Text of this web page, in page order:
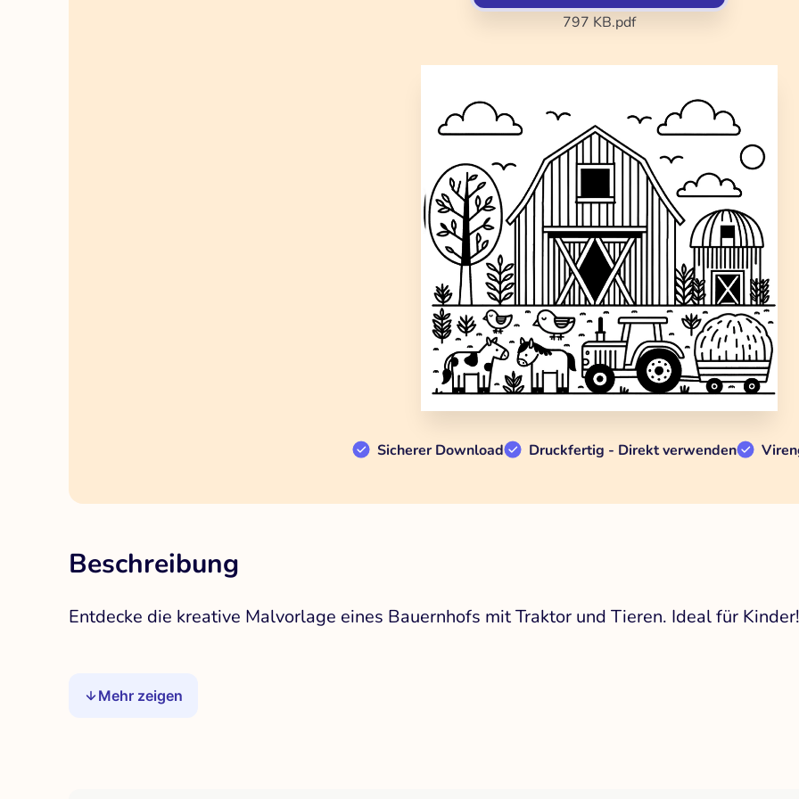
797 KB.pdf
Sicherer Download Druckfertig - Direkt verwenden
Beschreibung
Entdecke die kreative Malvorlage eines Bauernhofs mit Traktor und Tieren. Ideal für Kinder!
Mehr zeigen